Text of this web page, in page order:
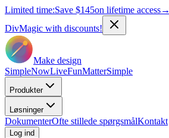
Limited time:Save $145on lifetime access→
DivMagic with discounts!
Make design
SimpleNowLiveFunMatterSimple
Produkter
Løsninger
DokumenterOfte stillede spørgsmålKontakt
Log ind